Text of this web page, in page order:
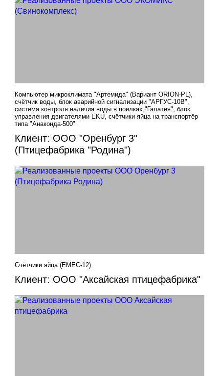
Клиент: ООО "Оренбург 3"
(Птицефабрика "Родина")
Компьютер микроклимата "Артемида" (Вариант ORION-PL),
счётчик воды, блок аварийной сигнализации "АРГУС-10В",
система контроля наличия воды в поилках "Галатея", блок
управления двигателями EKU, счётчики яйца на транспортёр
типа "Анаконда-500"
Клиент: ООО "Аксайская птицефабрика"
Счётчики яйца (EMEC-12)